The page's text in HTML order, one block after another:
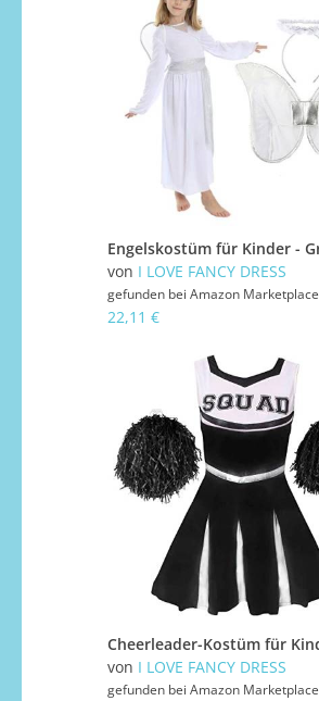
von I LOVE FANCY DRESS
gefunden bei Amazon Marketplace
22,11 €
von I LOVE FANCY DRESS
gefunden bei Amazon Marketplace